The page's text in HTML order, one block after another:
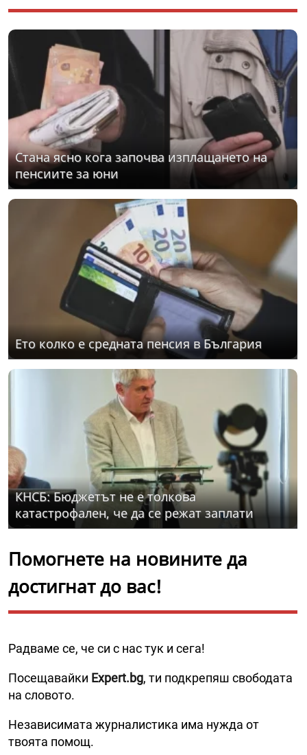
Стана ясно кога започва изплащането на
пенсиите за юни
Ето колко е средната пенсия в България
КНСБ: Бюджетът не е толкова
катастрофален, че да се режат заплати
Помогнете на новините да
достигнат до вас!
Радваме се, че си с нас тук и сега!
Посещавайки Expert.bg, ти подкрепяш свободата
на словото.
Независимата журналистика има нужда от
твоята помощ.